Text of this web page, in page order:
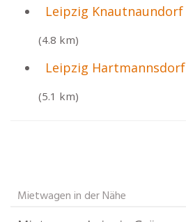
Leipzig Knautnaundorf
(4.8 km)
Leipzig Hartmannsdorf
(5.1 km)
Mietwagen in der Nähe